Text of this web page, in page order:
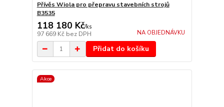
Přívěs Wiola pro přepravu stavebních strojů
B3535
118 180 Kč/ks
97 669 Kč bez DPH NA OBJEDNÁVKU
Přidat do košíku
Akce